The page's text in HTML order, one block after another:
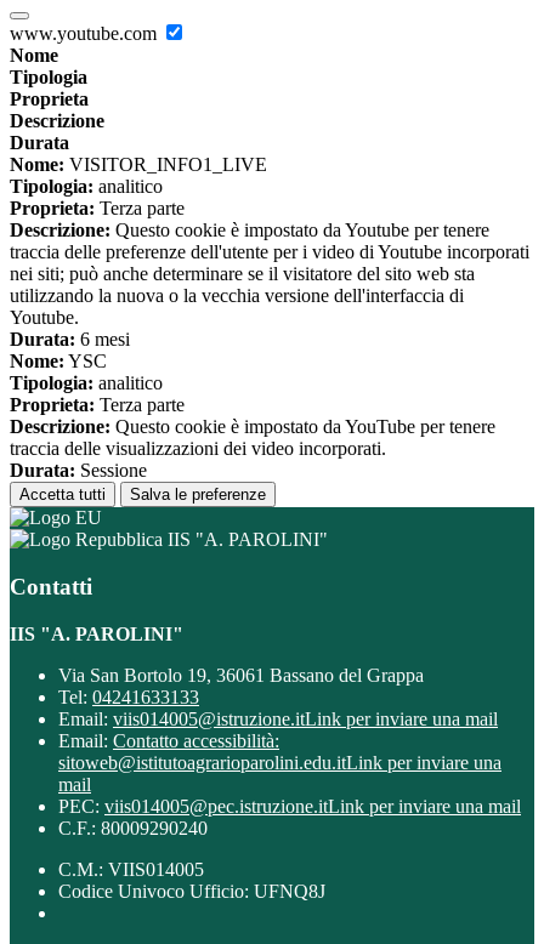
www.youtube.com
Nome
Tipologia
Proprieta
Descrizione
Durata
Nome: VISITOR_INFO1_LIVE
Tipologia: analitico
Proprieta: Terza parte
Descrizione: Questo cookie è impostato da Youtube per tenere
traccia delle preferenze dell'utente per i video di Youtube incorporati
nei siti; può anche determinare se il visitatore del sito web sta
utilizzando la nuova o la vecchia versione dell'interfaccia di
Youtube.
Durata: 6 mesi
Nome: YSC
Tipologia: analitico
Proprieta: Terza parte
Descrizione: Questo cookie è impostato da YouTube per tenere
traccia delle visualizzazioni dei video incorporati.
Durata: Sessione
Accetta tutti Salva le preferenze
IIS "A. PAROLINI"
Contatti
IIS "A. PAROLINI"
Via San Bortolo 19, 36061 Bassano del Grappa
Tel: 04241633133
Email: viis014005@istruzione.itLink per inviare una mail
Email: Contatto accessibilità:
sitoweb@istitutoagrarioparolini.edu.itLink per inviare una
mail
PEC: viis014005@pec.istruzione.itLink per inviare una mail
C.F.: 80009290240
C.M.: VIIS014005
Codice Univoco Ufficio: UFNQ8J